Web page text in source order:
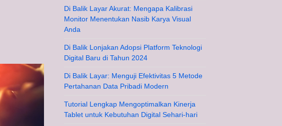
Di Balik Layar Akurat: Mengapa Kalibrasi
Monitor Menentukan Nasib Karya Visual
Anda
Di Balik Lonjakan Adopsi Platform Teknologi
Digital Baru di Tahun 2024
Di Balik Layar: Menguji Efektivitas 5 Metode
Pertahanan Data Pribadi Modern
Tutorial Lengkap Mengoptimalkan Kinerja
Tablet untuk Kebutuhan Digital Sehari-hari